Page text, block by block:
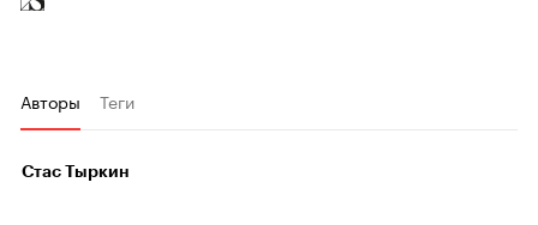
Авторы Теги
Стас Тыркин